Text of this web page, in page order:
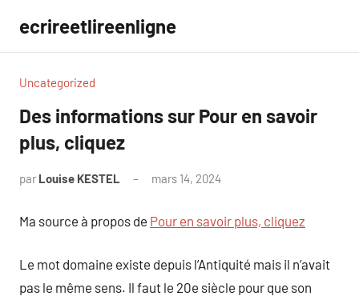
contenu
ecrireetlireenligne
Uncategorized
Des informations sur Pour en savoir
plus, cliquez
par Louise KESTEL mars 14, 2024
Ma source à propos de Pour en savoir plus, cliquez
Le mot domaine existe depuis l’Antiquité mais il n’avait
pas le même sens. Il faut le 20e siècle pour que son